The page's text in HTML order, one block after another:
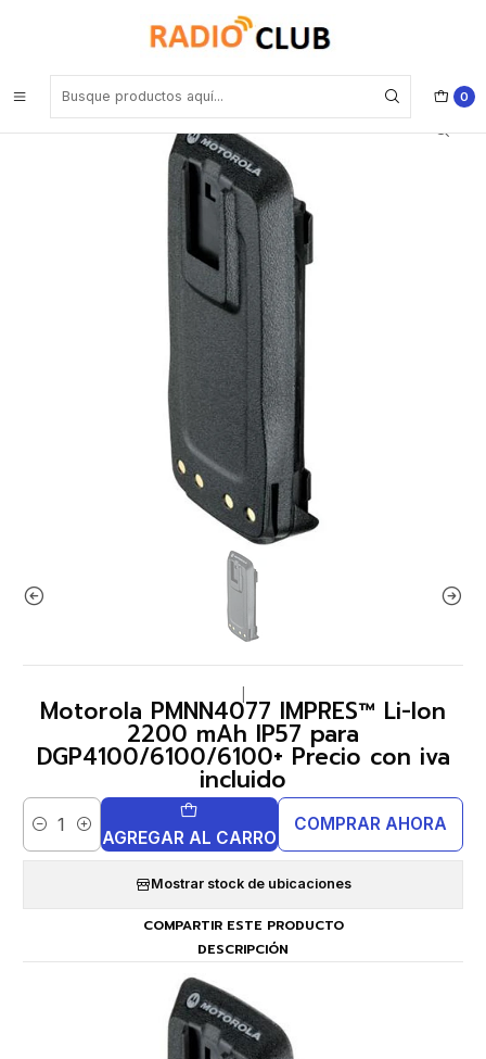
0
Motorola PMNN4077 IMPRES™ Li-Ion 2200 mAh IP57 para
DGP4100/6100/6100+ Precio con iva incluido
Motorola PMNN4077 IMPRES™ Li-Ion
2200 mAh IP57 para
DGP4100/6100/6100+ Precio con iva
incluido
Cantidad AGREGAR AL CARRO
COMPRAR AHORA
Mostrar stock de ubicaciones
COMPARTIR ESTE PRODUCTO
DESCRIPCIÓN